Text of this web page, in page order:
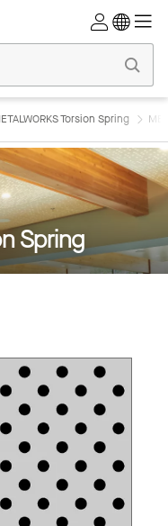
Torsion Spring
Spring